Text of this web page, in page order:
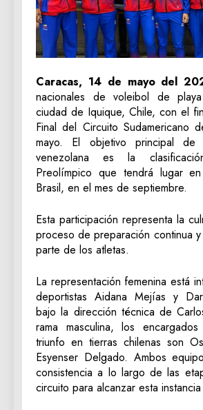
Caracas, 14 de mayo del
nacionales de voleibol de
ciudad de Iquique, Chile, con el
Final del Circuito Sudamericano
mayo. El objetivo principal de
venezolana es la
Preolímpico que tendrá lugar
Brasil, en el mes de septiembre.
Esta participación representa la
proceso de preparación continua
parte de los atletas.
La representación femenina está
deportistas Aidana Mejías y
bajo la dirección técnica de
rama masculina, los
triunfo en tierras chilenas son
Esyenser Delgado. Ambos
consistencia a lo largo de las
circuito para alcanzar esta